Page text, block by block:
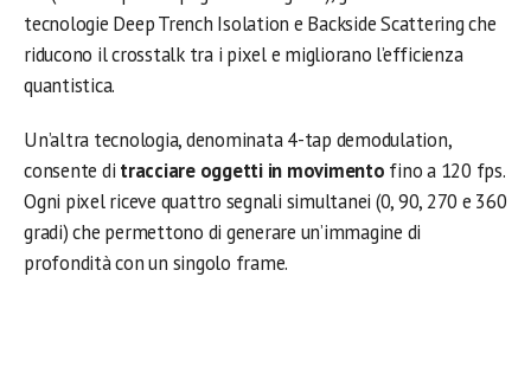
tecnologie Deep Trench Isolation e Backside Scattering che
riducono il crosstalk tra i pixel e migliorano l’efficienza
quantistica.
Un’altra tecnologia, denominata 4-tap demodulation,
consente di tracciare oggetti in movimento fino a 120 fps.
Ogni pixel riceve quattro segnali simultanei (0, 90, 270 e 360
gradi) che permettono di generare un’immagine di
profondità con un singolo frame.